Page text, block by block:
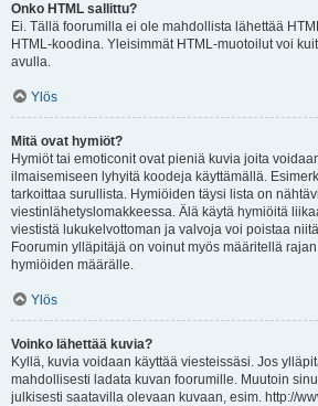
Onko HTML sallittu?
Ei. Tällä foorumilla ei ole mahdollista lähettää
HTML-koodina. Yleisimmät HTML-muotoilut voi
avulla.
Ylös
Mitä ovat hymiöt?
Hymiöt tai emoticonit ovat pieniä kuvia joita
ilmaisemiseen lyhyitä koodeja käyttämällä.
tarkoittaa surullista. Hymiöiden täysi lista on
viestinlähetyslomakkeessa. Älä käytä hymiöitä
viestistä lukukelvottoman ja valvoja voi poistaa
Foorumin ylläpitäjä on voinut myös määritellä
hymiöiden määrälle.
Ylös
Voinko lähettää kuvia?
Kyllä, kuvia voidaan käyttää viesteissäsi. Jos
mahdollisesti ladata kuvan foorumille. Muutoin
julkisesti saatavilla olevaan kuvaan, esim. http://